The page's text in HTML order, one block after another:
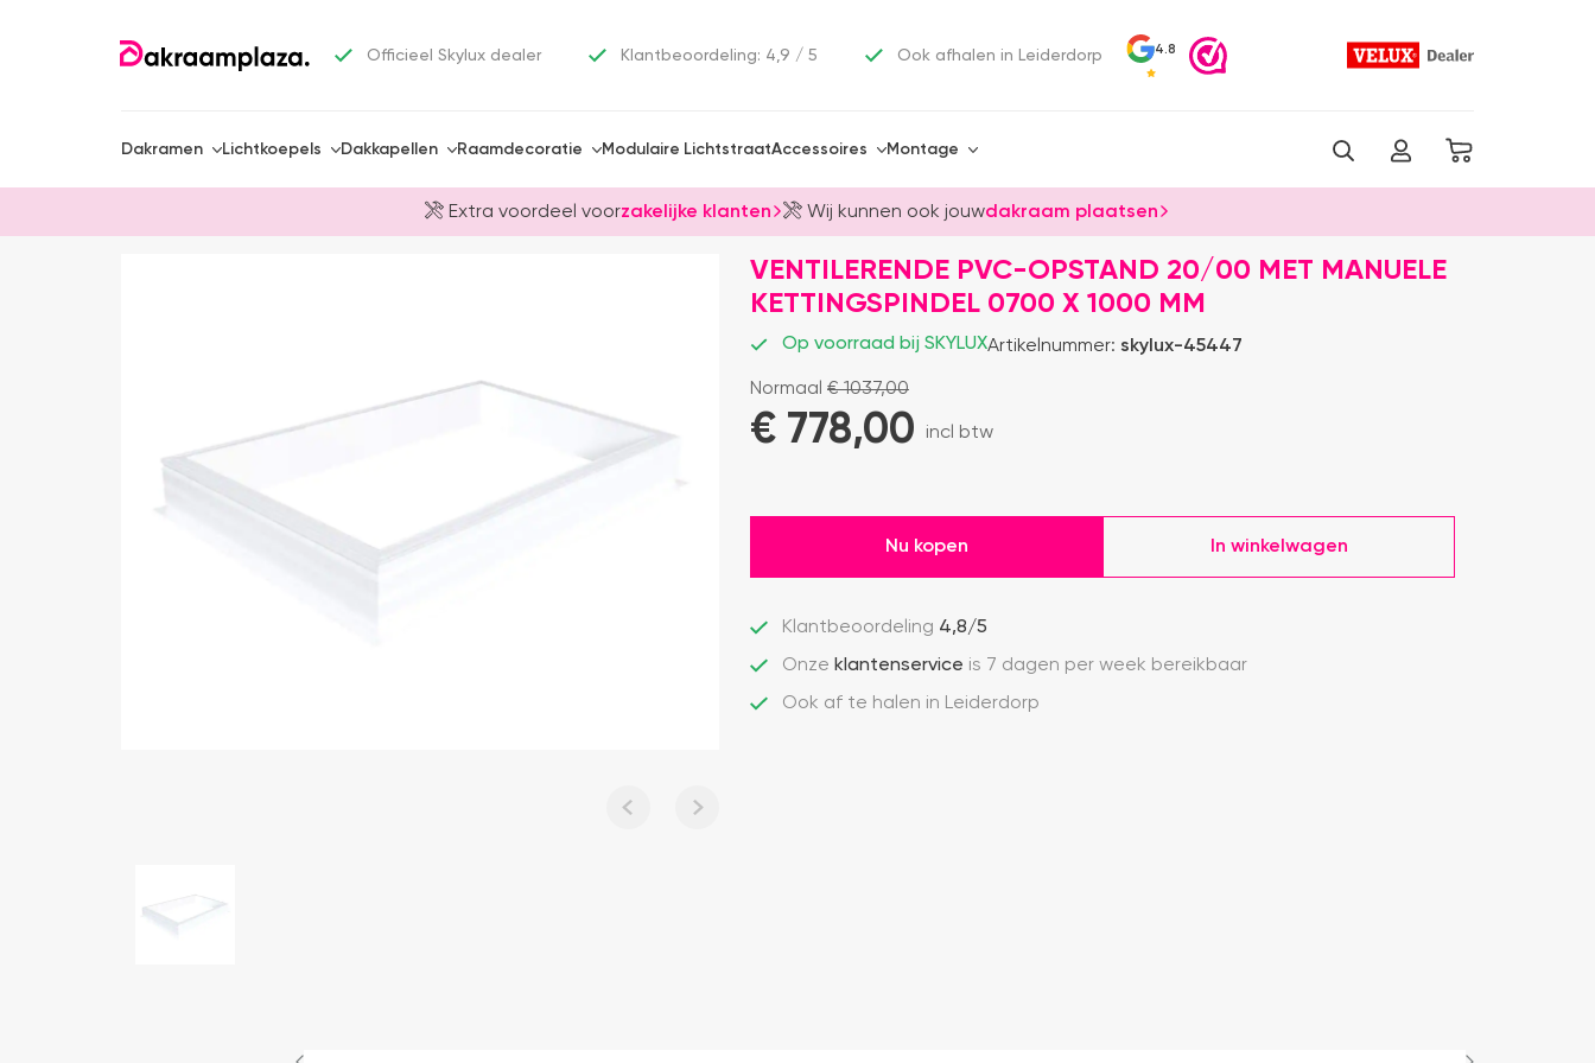
Officieel Skylux dealer Klantbeoordeling: 4,9 / 5 Ook afhalen in Leiderdorp 4.8
Dakramen Lichtkoepels Dakkapellen Raamdecoratie Modulaire LichtstraatAccessoires Montage
Extra voordeel voorzakelijke klanten Wij kunnen ook jouwdakraam plaatsen
VENTILERENDE PVC-OPSTAND 20/00 MET MANUELE
KETTINGSPINDEL 0700 X 1000 MM
Op voorraad bij SKYLUXArtikelnummer: skylux-45447
Normaal €1037,00
€ 778,00 incl btw
Nu kopen In winkelwagen
Klantbeoordeling 4,8/5
Onze klantenservice is 7 dagen per week bereikbaar
Ook af te halen in Leiderdorp